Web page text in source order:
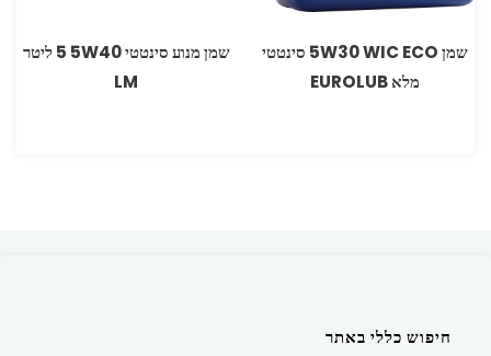
שמן 5W30 WIC ECO סינטטי
מלא EUROLUB
שמן מנוע סינטטי 5W40 ‏5 ליטר
LM
חיפוש כללי באתר